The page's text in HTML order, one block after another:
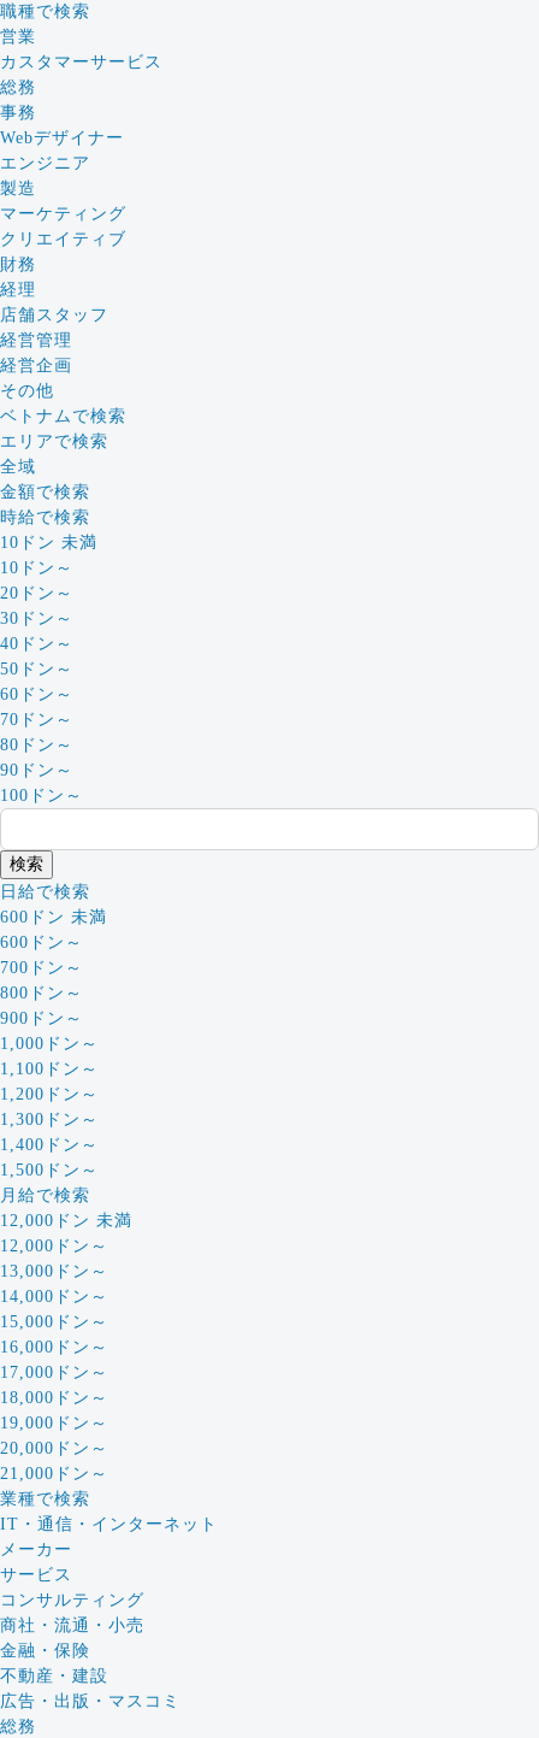
職種で検索
営業
カスタマーサービス
総務
事務
Webデザイナー
エンジニア
製造
マーケティング
クリエイティブ
財務
経理
店舗スタッフ
経営管理
経営企画
その他
ベトナムで検索
エリアで検索
全域
金額で検索
時給で検索
10ドン 未満
10ドン～
20ドン～
30ドン～
40ドン～
50ドン～
60ドン～
70ドン～
80ドン～
90ドン～
100ドン～
日給で検索
600ドン 未満
600ドン～
700ドン～
800ドン～
900ドン～
1,000ドン～
1,100ドン～
1,200ドン～
1,300ドン～
1,400ドン～
1,500ドン～
月給で検索
12,000ドン 未満
12,000ドン～
13,000ドン～
14,000ドン～
15,000ドン～
16,000ドン～
17,000ドン～
18,000ドン～
19,000ドン～
20,000ドン～
21,000ドン～
業種で検索
IT・通信・インターネット
メーカー
サービス
コンサルティング
商社・流通・小売
金融・保険
不動産・建設
広告・出版・マスコミ
総務